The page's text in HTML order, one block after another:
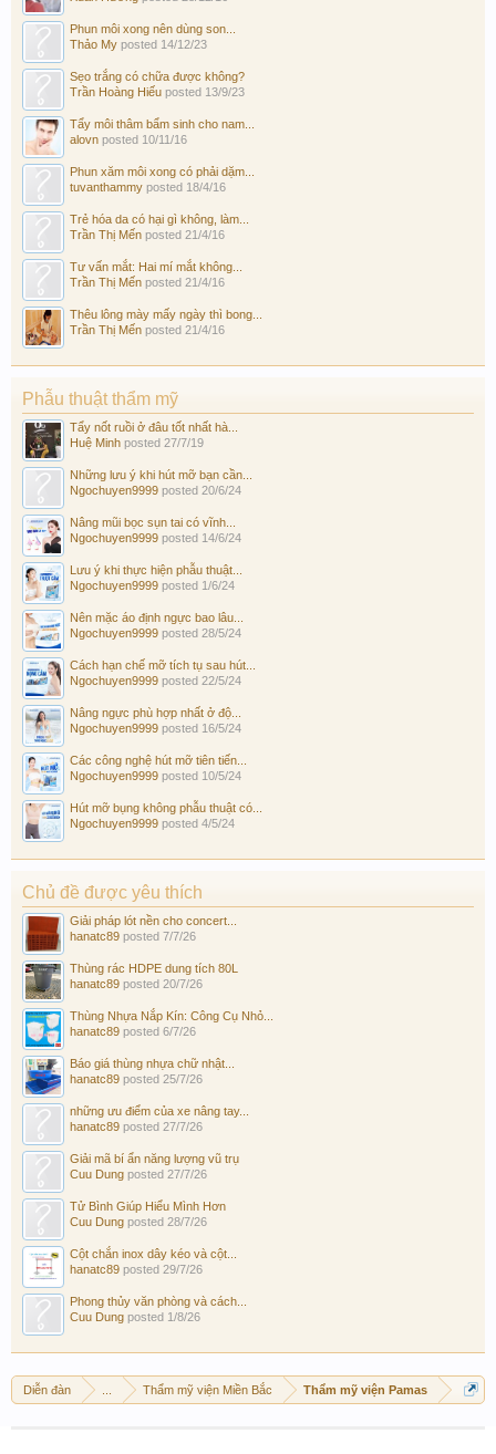
Phun môi xong nên dùng son...
Thảo My posted 14/12/23
Sẹo trắng có chữa được không?
Trần Hoàng Hiếu posted 13/9/23
Tẩy môi thâm bẩm sinh cho nam...
alovn posted 10/11/16
Phun xăm môi xong có phải dặm...
tuvanthammy posted 18/4/16
Trẻ hóa da có hại gì không, làm...
Trần Thị Mến posted 21/4/16
Tư vấn mắt: Hai mí mắt không...
Trần Thị Mến posted 21/4/16
Thêu lông mày mấy ngày thì bong...
Trần Thị Mến posted 21/4/16
Phẫu thuật thẩm mỹ
Tẩy nốt ruồi ở đâu tốt nhất hà...
Huệ Minh posted 27/7/19
Những lưu ý khi hút mỡ bạn cần...
Ngochuyen9999 posted 20/6/24
Nâng mũi bọc sụn tai có vĩnh...
Ngochuyen9999 posted 14/6/24
Lưu ý khi thực hiện phẫu thuật...
Ngochuyen9999 posted 1/6/24
Nên mặc áo định ngực bao lâu...
Ngochuyen9999 posted 28/5/24
Cách hạn chế mỡ tích tụ sau hút...
Ngochuyen9999 posted 22/5/24
Nâng ngực phù hợp nhất ở độ...
Ngochuyen9999 posted 16/5/24
Các công nghệ hút mỡ tiên tiến...
Ngochuyen9999 posted 10/5/24
Hút mỡ bụng không phẫu thuật có...
Ngochuyen9999 posted 4/5/24
Chủ đề được yêu thích
Giải pháp lót nền cho concert...
hanatc89 posted 7/7/26
Thùng rác HDPE dung tích 80L
hanatc89 posted 20/7/26
Thùng Nhựa Nắp Kín: Công Cụ Nhỏ...
hanatc89 posted 6/7/26
Báo giá thùng nhựa chữ nhật...
hanatc89 posted 25/7/26
những ưu điểm của xe nâng tay...
hanatc89 posted 27/7/26
Giải mã bí ẩn năng lượng vũ trụ
Cuu Dung posted 27/7/26
Tử Bình Giúp Hiểu Mình Hơn
Cuu Dung posted 28/7/26
Cột chắn inox dây kéo và cột...
hanatc89 posted 29/7/26
Phong thủy văn phòng và cách...
Cuu Dung posted 1/8/26
Diễn đàn Thẩm mỹ viện Miền Bắc Thẩm mỹ viện Pamas